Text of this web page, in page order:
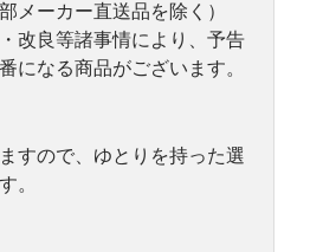
メーカー直送品を除く）
改良等諸事情により、予告
になる商品がございます。
すので、ゆとりを持った選
。